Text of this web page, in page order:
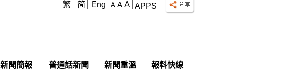
APPS
A A A
繁 简 Eng
新聞簡報 普通話新聞 新聞重溫
報料快線